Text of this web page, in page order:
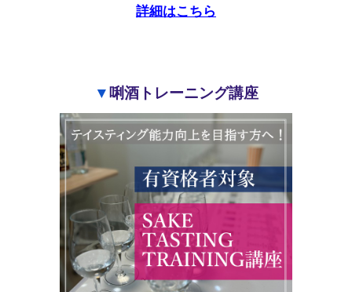
詳細はこちら
▼唎酒トレーニング講座